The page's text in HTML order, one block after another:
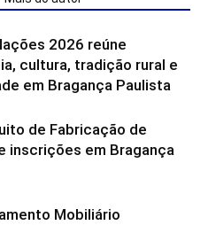
2026 reúne
cultura, tradição rural e
em Bragança Paulista
de Fabricação de
inscrições em Bragança
Mobiliário